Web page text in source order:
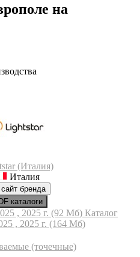
на
(Италия)
Италия
бренда
каталоги
, 2025 г. (92 Мб) Каталог
, 2025 г. (164 Мб)
(точечные)